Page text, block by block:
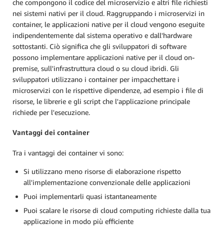
che compongono il codice del microservizio e altri file richiesti
nei sistemi nativi per il cloud. Raggruppando i microservizi in
container, le applicazioni native per il cloud vengono eseguite
indipendentemente dal sistema operativo e dall'hardware
sottostanti. Ciò significa che gli sviluppatori di software
possono implementare applicazioni native per il cloud on-
premise, sull'infrastruttura cloud o su cloud ibridi. Gli
sviluppatori utilizzano i container per impacchettare i
microservizi con le rispettive dipendenze, ad esempio i file di
risorse, le librerie e gli script che l'applicazione principale
richiede per l'esecuzione.
Vantaggi dei container
Tra i vantaggi dei container vi sono:
Si utilizzano meno risorse di elaborazione rispetto
all'implementazione convenzionale delle applicazioni
Puoi implementarli quasi istantaneamente
Puoi scalare le risorse di cloud computing richieste dalla tua
applicazione in modo più efficiente